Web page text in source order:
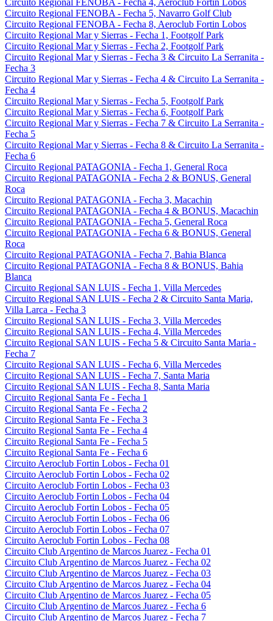
Circuito Regional FENOBA - Fecha 4, Aeroclub Fortin Lobos
Circuito Regional FENOBA - Fecha 5, Navarro Golf Club
Circuito Regional FENOBA - Fecha 8, Aeroclub Fortin Lobos
Circuito Regional Mar y Sierras - Fecha 1, Footgolf Park
Circuito Regional Mar y Sierras - Fecha 2, Footgolf Park
Circuito Regional Mar y Sierras - Fecha 3 & Circuito La Serranita -
Fecha 3
Circuito Regional Mar y Sierras - Fecha 4 & Circuito La Serranita -
Fecha 4
Circuito Regional Mar y Sierras - Fecha 5, Footgolf Park
Circuito Regional Mar y Sierras - Fecha 6, Footgolf Park
Circuito Regional Mar y Sierras - Fecha 7 & Circuito La Serranita -
Fecha 5
Circuito Regional Mar y Sierras - Fecha 8 & Circuito La Serranita -
Fecha 6
Circuito Regional PATAGONIA - Fecha 1, General Roca
Circuito Regional PATAGONIA - Fecha 2 & BONUS, General
Roca
Circuito Regional PATAGONIA - Fecha 3, Macachin
Circuito Regional PATAGONIA - Fecha 4 & BONUS, Macachin
Circuito Regional PATAGONIA - Fecha 5, General Roca
Circuito Regional PATAGONIA - Fecha 6 & BONUS, General
Roca
Circuito Regional PATAGONIA - Fecha 7, Bahia Blanca
Circuito Regional PATAGONIA - Fecha 8 & BONUS, Bahia
Blanca
Circuito Regional SAN LUIS - Fecha 1, Villa Mercedes
Circuito Regional SAN LUIS - Fecha 2 & Circuito Santa Maria,
Villa Larca - Fecha 3
Circuito Regional SAN LUIS - Fecha 3, Villa Mercedes
Circuito Regional SAN LUIS - Fecha 4, Villa Mercedes
Circuito Regional SAN LUIS - Fecha 5 & Circuito Santa Maria -
Fecha 7
Circuito Regional SAN LUIS - Fecha 6, Villa Mercedes
Circuito Regional SAN LUIS - Fecha 7, Santa Maria
Circuito Regional SAN LUIS - Fecha 8, Santa Maria
Circuito Regional Santa Fe - Fecha 1
Circuito Regional Santa Fe - Fecha 2
Circuito Regional Santa Fe - Fecha 3
Circuito Regional Santa Fe - Fecha 4
Circuito Regional Santa Fe - Fecha 5
Circuito Regional Santa Fe - Fecha 6
Circuito Aeroclub Fortin Lobos - Fecha 01
Circuito Aeroclub Fortin Lobos - Fecha 02
Circuito Aeroclub Fortin Lobos - Fecha 03
Circuito Aeroclub Fortin Lobos - Fecha 04
Circuito Aeroclub Fortin Lobos - Fecha 05
Circuito Aeroclub Fortin Lobos - Fecha 06
Circuito Aeroclub Fortin Lobos - Fecha 07
Circuito Aeroclub Fortin Lobos - Fecha 08
Circuito Club Argentino de Marcos Juarez - Fecha 01
Circuito Club Argentino de Marcos Juarez - Fecha 02
Circuito Club Argentino de Marcos Juarez - Fecha 03
Circuito Club Argentino de Marcos Juarez - Fecha 04
Circuito Club Argentino de Marcos Juarez - Fecha 05
Circuito Club Argentino de Marcos Juarez - Fecha 6
Circuito Club Argentino de Marcos Juarez - Fecha 7